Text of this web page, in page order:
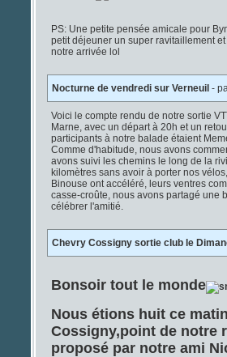
PS: Une petite pensée amicale pour
petit déjeuner un super ravitaillement
notre arrivée lol
Nocturne de vendredi sur Verneuil -
Voici le compte rendu de notre sortie
Marne, avec un départ à 20h et un
participants à notre balade étaient
Comme d'habitude, nous avons
avons suivi les chemins le long de la
kilomètres sans avoir à porter nos
Binouse ont accéléré, leurs ventres
casse-croûte, nous avons partagé une
célébrer l'amitié.
Chevry Cossigny sortie club le
Bonsoir tout le monde
Nous étions huit ce
Cossigny,point de notre
proposé par notre ami